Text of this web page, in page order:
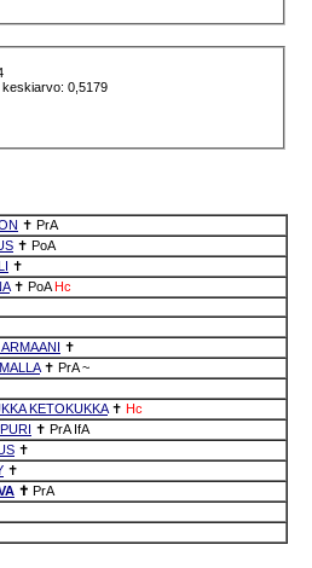
keskiarvo: 0,5179
✝ PrA
✝ PoA
✝
✝ PoA Hc
✝
✝ PrA ~
KETOKUKKA✝ Hc
✝ PrA IfA
✝
✝
✝ PrA